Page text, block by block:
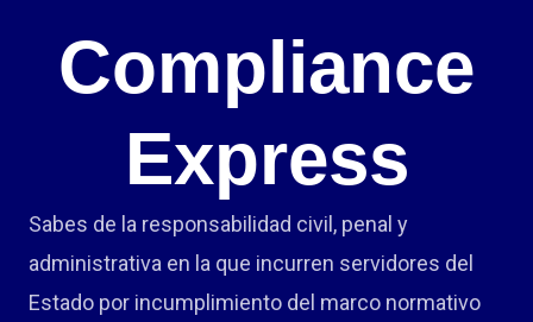
Compliance
Express
Sabes de la responsabilidad civil, penal y
administrativa en la que incurren servidores del
Estado por incumplimiento del marco normativo